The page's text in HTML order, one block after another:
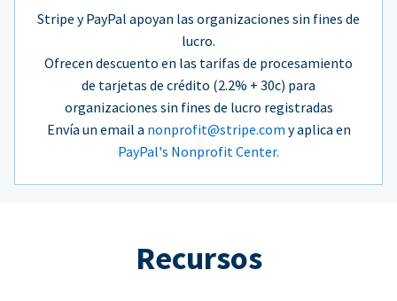
Stripe y PayPal apoyan las organizaciones sin fines de
lucro.
Ofrecen descuento en las tarifas de procesamiento
de tarjetas de crédito (2.2% + 30c) para
organizaciones sin fines de lucro registradas
Envía un email a nonprofit@stripe.com y aplica en
PayPal's Nonprofit Center.
Recursos